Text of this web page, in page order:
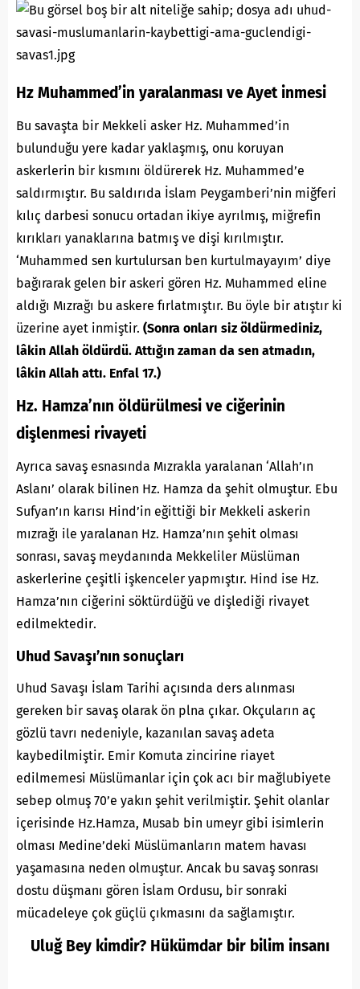
Hz Muhammed’in yaralanması ve Ayet inmesi
Bu savaşta bir Mekkeli asker Hz. Muhammed’in
bulunduğu yere kadar yaklaşmış, onu koruyan
askerlerin bir kısmını öldürerek Hz. Muhammed’e
saldırmıştır. Bu saldırıda İslam Peygamberi’nin miğferi
kılıç darbesi sonucu ortadan ikiye ayrılmış, miğrefin
kırıkları yanaklarına batmış ve dişi kırılmıştır.
‘Muhammed sen kurtulursan ben kurtulmayayım’ diye
bağırarak gelen bir askeri gören Hz. Muhammed eline
aldığı Mızrağı bu askere fırlatmıştır. Bu öyle bir atıştır ki
üzerine ayet inmiştir. (Sonra onları siz öldürmediniz,
lâkin Allah öldürdü. Attığın zaman da sen atmadın,
lâkin Allah attı. Enfal 17.)
Hz. Hamza’nın öldürülmesi ve ciğerinin
dişlenmesi rivayeti
Ayrıca savaş esnasında Mızrakla yaralanan ‘Allah’ın
Aslanı’ olarak bilinen Hz. Hamza da şehit olmuştur. Ebu
Sufyan’ın karısı Hind’in eğittiği bir Mekkeli askerin
mızrağı ile yaralanan Hz. Hamza’nın şehit olması
sonrası, savaş meydanında Mekkeliler Müslüman
askerlerine çeşitli işkenceler yapmıştır. Hind ise Hz.
Hamza’nın ciğerini söktürdüğü ve dişlediği rivayet
edilmektedir.
Uhud Savaşı’nın sonuçları
Uhud Savaşı İslam Tarihi açısında ders alınması
gereken bir savaş olarak ön plna çıkar. Okçuların aç
gözlü tavrı nedeniyle, kazanılan savaş adeta
kaybedilmiştir. Emir Komuta zincirine riayet
edilmemesi Müslümanlar için çok acı bir mağlubiyete
sebep olmuş 70’e yakın şehit verilmiştir. Şehit olanlar
içerisinde Hz.Hamza, Musab bin umeyr gibi isimlerin
olması Medine’deki Müslümanların matem havası
yaşamasına neden olmuştur. Ancak bu savaş sonrası
dostu düşmanı gören İslam Ordusu, bir sonraki
mücadeleye çok güçlü çıkmasını da sağlamıştır.
Uluğ Bey kimdir? Hükümdar bir bilim insanı